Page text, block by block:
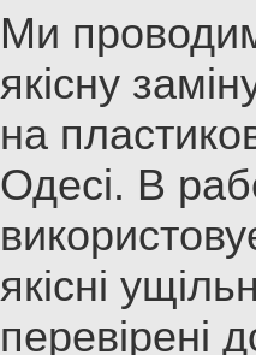
Ми
якісну
на
Одесі. В
якісні
перевірені